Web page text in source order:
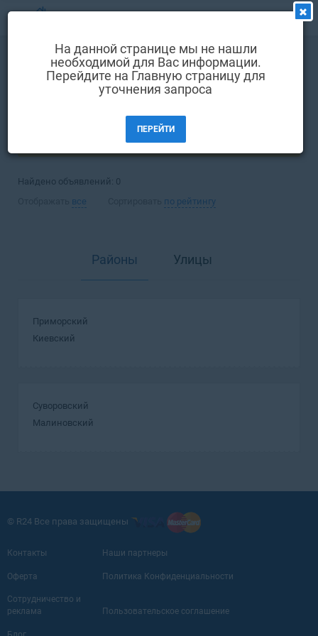
Выбрать язык
Вход и регистрация
Комментарии к объявления
Как добавить объявление
Покупка Дом
ФИЛЬТРЫ (1)
Найдено объявлений: 0
все по рейтингу
Районы Улицы
Приморский
Киевский
Суворовский
Малиновский
© R24 Все права защищены
Контакты Наши партнеры
Оферта Политика Конфиденциальности
Сотрудничество и
реклама
Пользовательское соглашение
На данной странице мы не нашли
необходимой для Вас информации.
Перейдите на Главную страницу для
уточнения запроса
ПЕРЕЙТИ